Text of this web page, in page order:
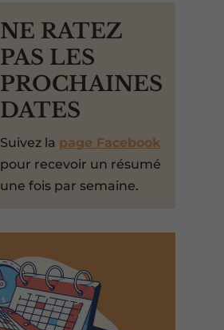
NE RATEZ
PAS LES
PROCHAINES
DATES
Suivez la page Facebook
pour recevoir un résumé
une fois par semaine.